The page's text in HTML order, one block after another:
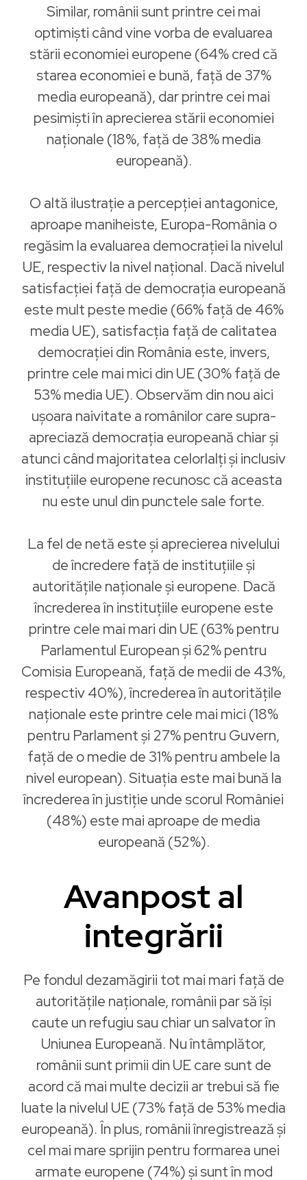
Similar, românii sunt printre cei mai
optimiști când vine vorba de evaluarea
stării economiei europene (64% cred că
starea economiei e bună, faţă de 37%
media europeană), dar printre cei mai
pesimiști în aprecierea stării economiei
naționale (18%, faţă de 38% media
europeană).
O altă ilustrație a percepției antagonice,
aproape maniheiste, Europa-România o
regăsim la evaluarea democrației la nivelul
UE, respectiv la nivel național. Dacă nivelul
satisfacției faţă de democrația europeană
este mult peste medie (66% faţă de 46%
media UE), satisfacția faţă de calitatea
democrației din România este, invers,
printre cele mai mici din UE (30% faţă de
53% media UE). Observăm din nou aici
uşoara naivitate a românilor care supra-
apreciază democraţia europeană chiar şi
atunci când majoritatea celorlalţi şi inclusiv
instituţiile europene recunosc că aceasta
nu este unul din punctele sale forte.
La fel de netă este şi aprecierea nivelului
de încredere faţă de instituțiile şi
autoritățile naționale şi europene. Dacă
încrederea în instituțiile europene este
printre cele mai mari din UE (63% pentru
Parlamentul European și 62% pentru
Comisia Europeană, faţă de medii de 43%,
respectiv 40%), încrederea în autoritățile
naționale este printre cele mai mici (18%
pentru Parlament și 27% pentru Guvern,
faţă de o medie de 31% pentru ambele la
nivel european). Situația este mai bună la
încrederea în justiție unde scorul României
(48%) este mai aproape de media
europeană (52%).
Avanpost al
integrării
Pe fondul dezamăgirii tot mai mari faţă de
autoritățile naționale, românii par să îşi
caute un refugiu sau chiar un salvator în
Uniunea Europeană. Nu întâmplător,
românii sunt primii din UE care sunt de
acord că mai multe decizii ar trebui să fie
luate la nivelul UE (73% faţă de 53% media
europeană). În plus, românii înregistrează şi
cel mai mare sprijin pentru formarea unei
armate europene (74%) şi sunt în mod